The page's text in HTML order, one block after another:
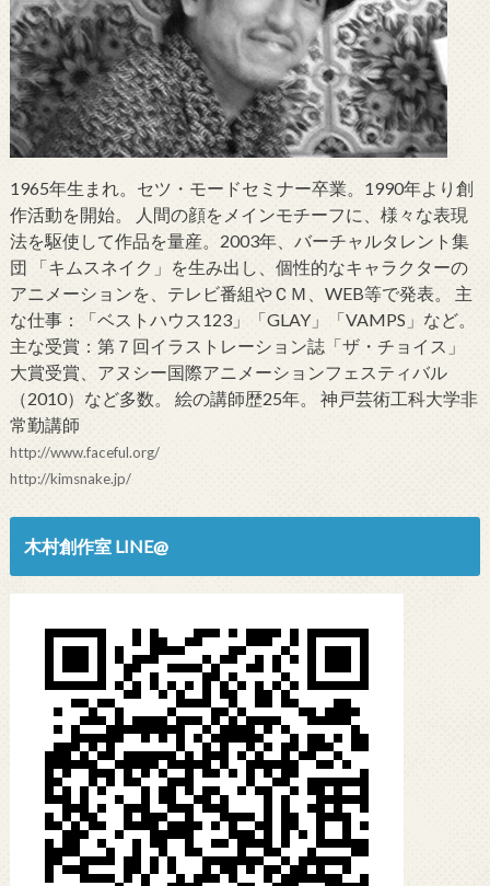
1965年生まれ。セツ・モードセミナー卒業。1990年より創
作活動を開始。 人間の顔をメインモチーフに、様々な表現
法を駆使して作品を量産。2003年、バーチャルタレント集
団 「キムスネイク」を生み出し、個性的なキャラクターの
アニメーションを、テレビ番組やＣＭ、WEB等で発表。 主
な仕事：「ベストハウス123」「GLAY」「VAMPS」など。
主な受賞：第７回イラストレーション誌「ザ・チョイス」
大賞受賞、アヌシー国際アニメーションフェスティバル
（2010）など多数。 絵の講師歴25年。 神戸芸術工科大学非
常勤講師
http://www.faceful.org/
http://kimsnake.jp/
木村創作室 LINE@